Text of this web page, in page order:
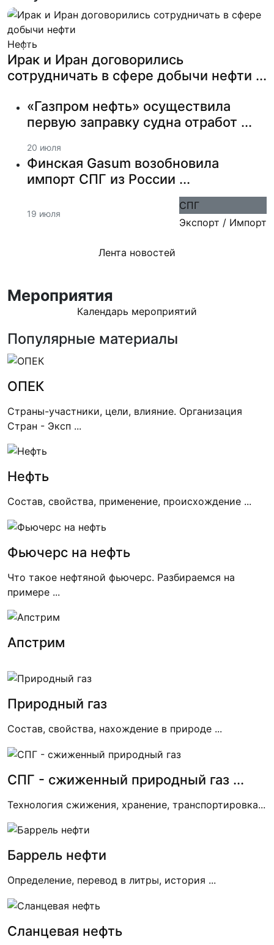
Нефть
Ирак и Иран договорились
сотрудничать в сфере добычи нефти ...
Previous
«Газпром нефть» осуществила
первую заправку судна отработ ...
20 июля
Финская Gasum возобновила
импорт СПГ из России ...
19 июля
СПГ
Экспорт / Импорт
Лента новостей
Мероприятия
Календарь мероприятий
Популярные материалы
ОПЕК
Страны-участники, цели, влияние. Организация
Стран - Эксп ...
Нефть
Состав, свойства, применение, происхождение ...
Фьючерс на нефть
Что такое нефтяной фьючерс. Разбираемся на
примере ...
Апстрим
Природный газ
Состав, свойства, нахождение в природе ...
СПГ - сжиженный природный газ ...
Технология сжижения, хранение, транспортировка...
Баррель нефти
Определение, перевод в литры, история ...
Сланцевая нефть